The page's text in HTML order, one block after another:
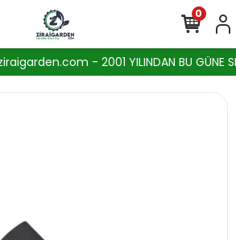
- 2001 YILINDAN BU GÜNE
0